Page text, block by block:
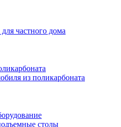
частного дома
из поликарбоната
столы